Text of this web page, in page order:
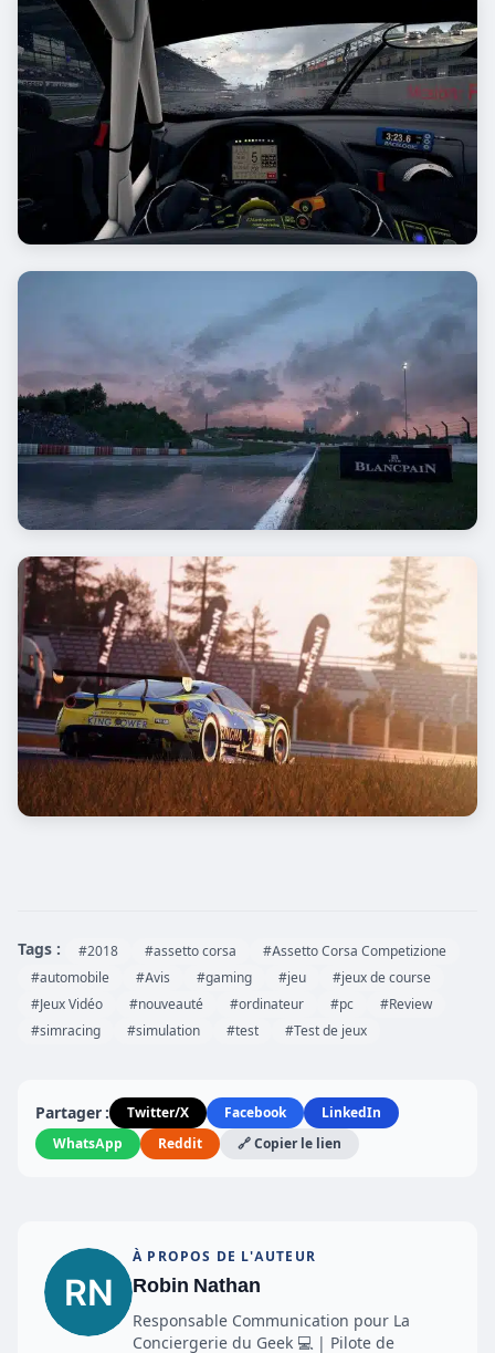
Tags : #2018 #assetto corsa
#Assetto Corsa Competizione
#automobile
#Avis #gaming #jeu
#jeux de course
#Jeux Vidéo
#nouveauté #ordinateur #pc
#Review
#simracing
#simulation #test #Test de jeux
Partager : Twitter/X Facebook
LinkedIn
WhatsApp
Reddit 🔗 Copier le lien
À PROPOS DE L'AUTEUR
Robin Nathan
Responsable Communication pour La
Conciergerie du Geek 💻 | Pilote de